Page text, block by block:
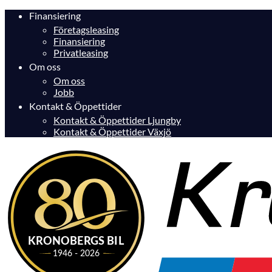
Finansiering
Företagsleasing
Finansiering
Privatleasing
Om oss
Om oss
Jobb
Kontakt & Öppettider
Kontakt & Öppettider Ljungby
Kontakt & Öppettider Växjö